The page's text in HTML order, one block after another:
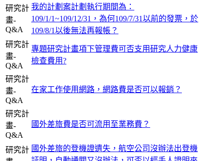
研究計
畫-
Q&A
我的計劃案計劃執行期間為：
109/1/1~109/12/31，為何109/7/31以前的發票，於
109/8/1以後無法再報帳？
研究計
畫-
Q&A
專題研究計畫項下管理費可否支用研究人力健康
檢查費用?
研究計
畫-
Q&A
在家工作使用網路，網路費是否可以報銷？
研究計
畫-
Q&A
國外差旅費是否可流用至業務費？
研究計 國外差旅的登機證遺失，航空公司沒辦法出登機